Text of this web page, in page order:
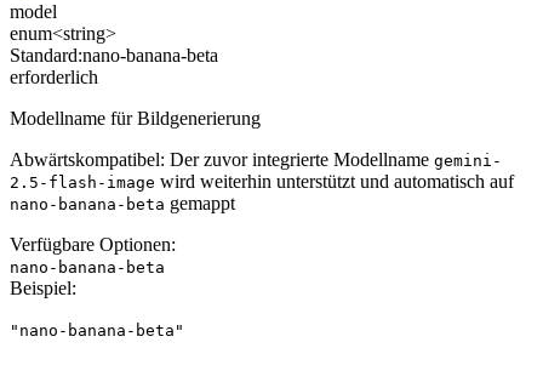
model
enum<string>
Standard:nano-banana-beta
erforderlich
Modellname für Bildgenerierung
Abwärtskompatibel: Der zuvor integrierte Modellname gemini-
2.5-flash-image wird weiterhin unterstützt und automatisch auf
nano-banana-beta gemappt
Verfügbare Optionen:
nano-banana-beta
Beispiel:
"nano-banana-beta"